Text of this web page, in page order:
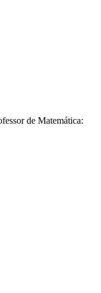
de Matemática: